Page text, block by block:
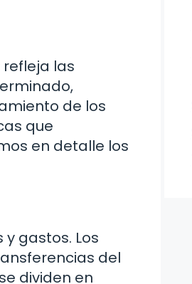
las
de los
que
en detalle los
gastos. Los
del
dividen en